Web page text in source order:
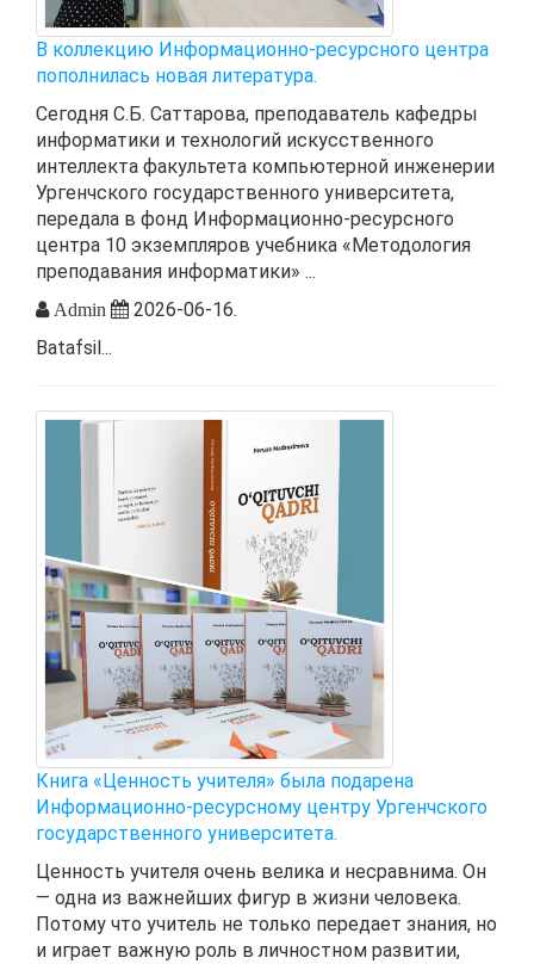
В коллекцию Информационно-ресурсного центра
пополнилась новая литература.
Сегодня С.Б. Саттарова, преподаватель кафедры
информатики и технологий искусственного
интеллекта факультета компьютерной инженерии
Ургенчского государственного университета,
передала в фонд Информационно-ресурсного
центра 10 экземпляров учебника «Методология
преподавания информатики» ...
Admin
2026-06-16.
Batafsil...
Книга «Ценность учителя» была подарена
Информационно-ресурсному центру Ургенчского
государственного университета.
Ценность учителя очень велика и несравнима. Он
— одна из важнейших фигур в жизни человека.
Потому что учитель не только передает знания, но
и играет важную роль в личностном развитии,